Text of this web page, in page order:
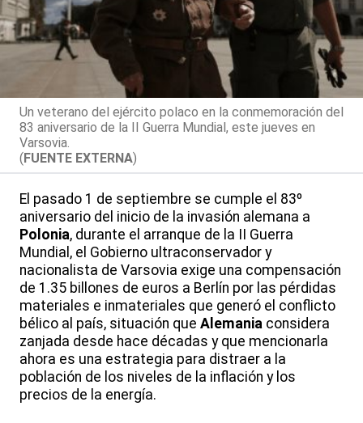
Un veterano del ejército polaco en la conmemoración del
83 aniversario de la II Guerra Mundial, este jueves en
Varsovia.
(FUENTE EXTERNA)
El pasado 1 de septiembre se cumple el 83º
aniversario del inicio de la invasión alemana a
Polonia, durante el arranque de la II Guerra
Mundial, el Gobierno ultraconservador y
nacionalista de Varsovia exige una compensación
de 1.35 billones de euros a Berlín por las pérdidas
materiales e inmateriales que generó el conflicto
bélico al país, situación que Alemania considera
zanjada desde hace décadas y que mencionarla
ahora es una estrategia para distraer a la
población de los niveles de la inflación y los
precios de la energía.